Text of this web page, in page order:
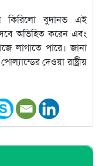
কিরিলো বুদানভ এই
অভিহিত করেন এবং
লাগাতে পারে। জানা
দেওয়া রাষ্ট্রীয়